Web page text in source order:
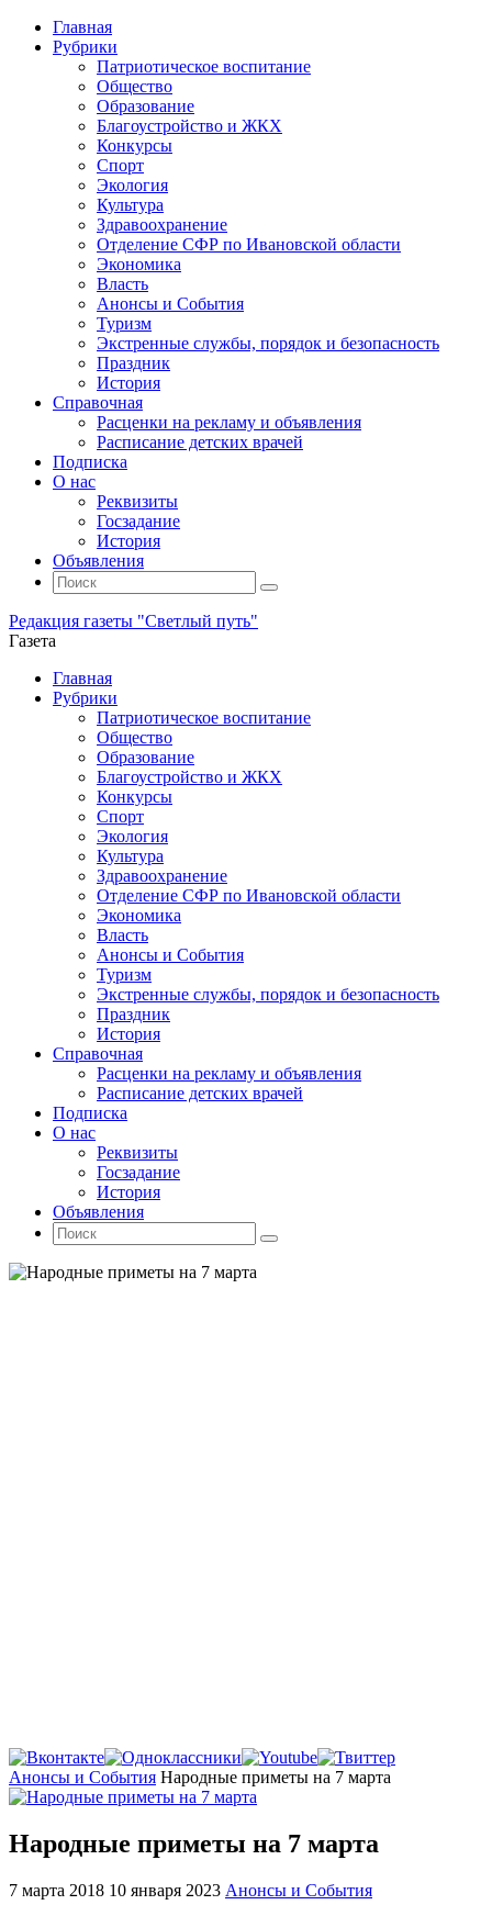
Главная
Рубрики
Патриотическое воспитание
Общество
Образование
Благоустройство и ЖКХ
Конкурсы
Спорт
Экология
Культура
Здравоохранение
Отделение СФР по Ивановской области
Экономика
Власть
Анонсы и События
Туризм
Экстренные службы, порядок и безопасность
Праздник
История
Справочная
Расценки на рекламу и объявления
Расписание детских врачей
Подписка
О нас
Реквизиты
Госзадание
История
Объявления
Поиск
Искать:
Поиск
Редакция газеты "Светлый путь"
Газета
Промотать
содержимому
Главная
Рубрики
Патриотическое воспитание
Общество
Образование
Благоустройство и ЖКХ
Конкурсы
Спорт
Экология
Культура
Здравоохранение
Отделение СФР по Ивановской области
Экономика
Власть
Анонсы и События
Туризм
Экстренные службы, порядок и безопасность
Праздник
История
Справочная
Расценки на рекламу и объявления
Расписание детских врачей
Подписка
О нас
Реквизиты
Госзадание
История
Объявления
Поиск
Искать:
Поиск
Главная
Анонсы и События Народные приметы на 7 марта
Народные приметы на 7 марта
7 марта 2018 10 января 2023 Анонсы и События